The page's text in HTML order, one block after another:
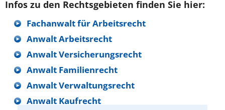
Infos zu den Rechtsgebieten finden Sie hier:
Fachanwalt für Arbeitsrecht
Anwalt Arbeitsrecht
Anwalt Versicherungsrecht
Anwalt Familienrecht
Anwalt Verwaltungsrecht
Anwalt Kaufrecht